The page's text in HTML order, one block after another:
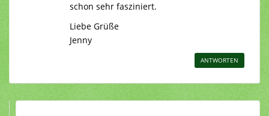
schon sehr fasziniert.
Liebe Grüße
Jenny
ANTWORTEN